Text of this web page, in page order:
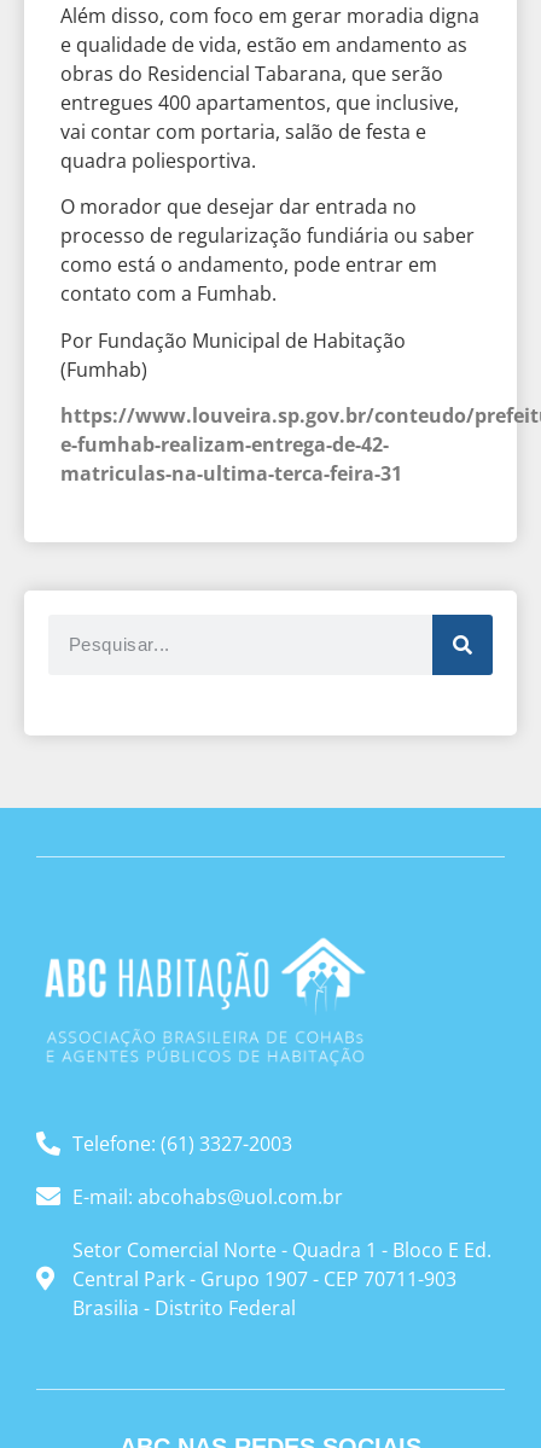
Além disso, com foco em gerar moradia digna
e qualidade de vida, estão em andamento as
obras do Residencial Tabarana, que serão
entregues 400 apartamentos, que inclusive,
vai contar com portaria, salão de festa e
quadra poliesportiva.
O morador que desejar dar entrada no
processo de regularização fundiária ou saber
como está o andamento, pode entrar em
contato com a Fumhab.
Por Fundação Municipal de Habitação
(Fumhab)
https://www.louveira.sp.gov.br/conteudo/
e-fumhab-realizam-entrega-de-42-
matriculas-na-ultima-terca-feira-31
Telefone: (61) 3327-2003
E-mail: abcohabs@uol.com.br
Setor Comercial Norte - Quadra 1 - Bloco E Ed.
Central Park - Grupo 1907 - CEP 70711-903
Brasilia - Distrito Federal